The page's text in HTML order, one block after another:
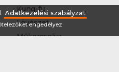
Kung-fu
Lövészet
Műkorcsolya
Adatkezelési szabályzat
engedélyez